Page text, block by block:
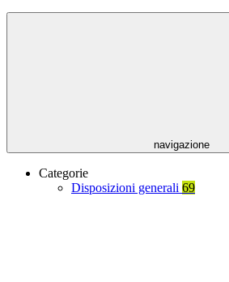
navigazione
Categorie
Disposizioni generali 69